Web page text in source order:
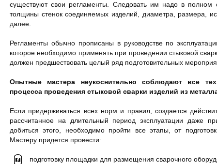
существуют свои регламенты. Следовать им надо в полном
толщины стенок соединяемых изделий, диаметра, размера,
далее.
Регламенты обычно прописаны в руководстве по
которое необходимо применять при проведении стыковой
должен предшествовать целый ряд подготовительных
Опытные мастера неукоснительно соблюдают все
процесса проведения стыковой сварки изделий из
Если придерживаться всех норм и правил, создается
рассчитанное на длительный период эксплуатации даже
добиться этого, необходимо пройти все этапы, от
Мастеру придется провести:
подготовку площадки для размещения сварочного